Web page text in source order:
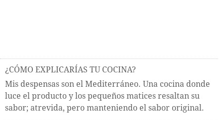
¿CÓMO EXPLICARÍAS TU COCINA?
Mis despensas son el Mediterráneo. Una cocina donde
luce el producto y los pequeños matices resaltan su
sabor; atrevida, pero manteniendo el sabor original.